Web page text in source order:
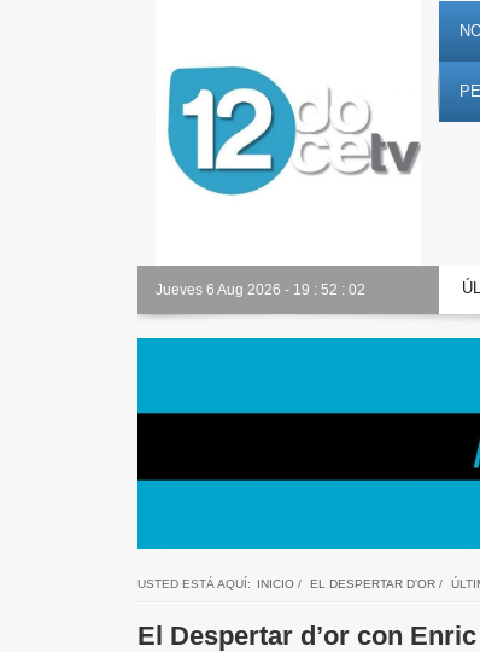
Jueves 6 Aug 2026 - 19 : 52 : 03
Toda la información al instante en 𝟭𝟮𝗲𝗻𝗱𝗶𝗴𝗶𝘁𝗮𝗹.𝗲𝘀
USTED ESTÁ AQUÍ: INICIO/ EL DESPERTAR D'OR/
El Despertar d’or con